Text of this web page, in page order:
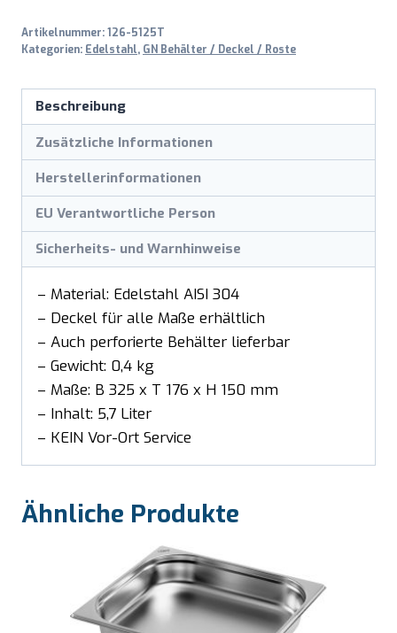
Menge
Artikelnummer:126-5125T
Kategorien: Edelstahl, GN Behälter / Deckel / Roste
Beschreibung
Zusätzliche Informationen
Herstellerinformationen
EU Verantwortliche Person
Sicherheits- und Warnhinweise
– Material: Edelstahl AISI 304
– Deckel für alle Maße erhältlich
– Auch perforierte Behälter lieferbar
– Gewicht: 0,4 kg
– Maße: B 325 x T 176 x H 150 mm
– Inhalt: 5,7 Liter
– KEIN Vor-Ort Service
Ähnliche Produkte